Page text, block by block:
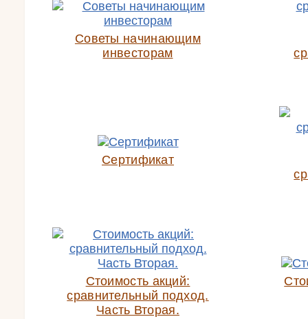
Советы начинающим
инвесторам
Сертификат
Стоимость акций:
сравнительный подход.
Часть Вторая.